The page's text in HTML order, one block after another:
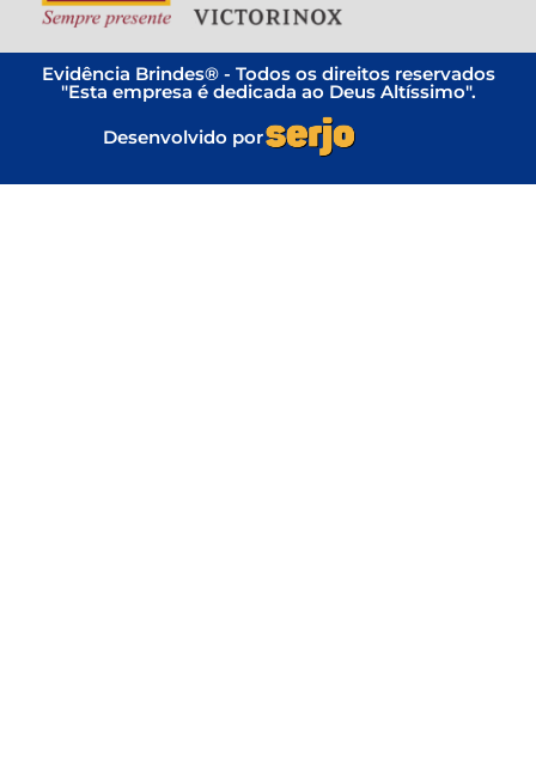
Evidência Brindes® - Todos os direitos reservados
"Esta empresa é dedicada ao Deus Altíssimo".
Desenvolvido por